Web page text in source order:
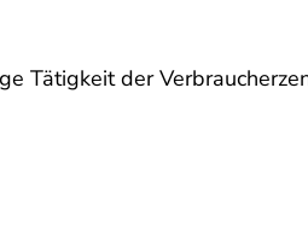
Tätigkeit der